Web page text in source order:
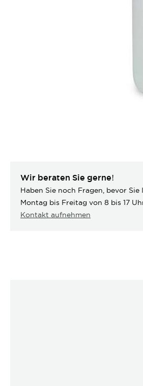
Wir beraten Sie gerne!
Haben Sie noch Fragen, bevor
Montag bis Freitag von 8 bis 17
Kontakt aufnehmen